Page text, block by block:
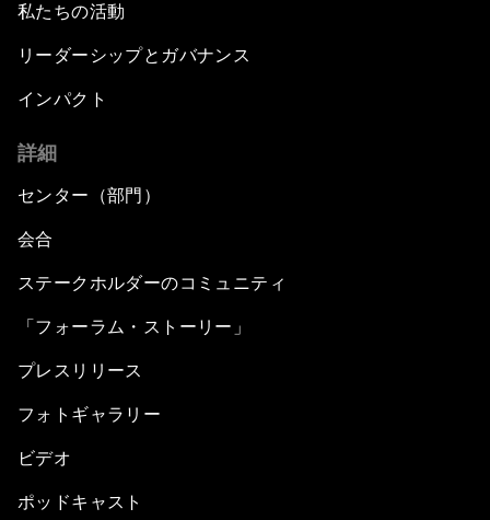
私たちの活動
リーダーシップとガバナンス
インパクト
詳細
センター（部門）
会合
ステークホルダーのコミュニティ
「フォーラム・ストーリー」
プレスリリース
フォトギャラリー
ビデオ
ポッドキャスト